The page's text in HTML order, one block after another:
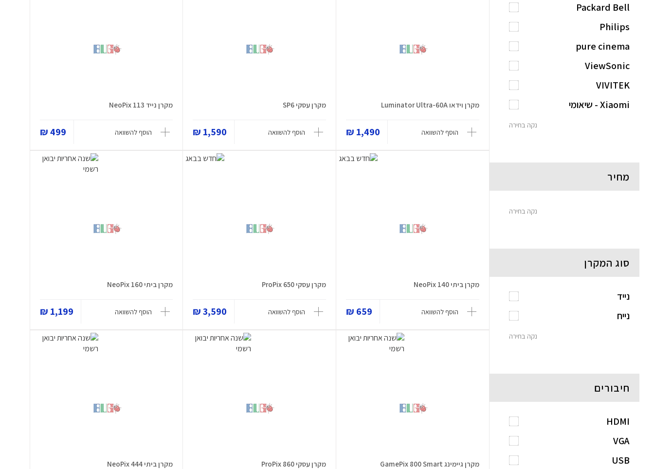
מקרן וידאו Luminator Ultra-60A
הוסף להשוואה 1,490 ₪
מקרן עסקי SP6
הוסף להשוואה 1,590 ₪
מקרן נייד NeoPix 113
הוסף להשוואה 499 ₪
מקרן ביתי NeoPix 140
הוסף להשוואה 659 ₪
מקרן עסקי ProPix 650
הוסף להשוואה 3,590 ₪
מקרן ביתי NeoPix 160
הוסף להשוואה 1,199 ₪
מקרן גיימינג GamePix 800 Smart מקרן עסקי ProPix 860 מקרן ביתי NeoPix 444
Packard Bell
Philips
pure cinema
ViewSonic
VIVITEK
Xiaomi - שיאומי
נקה בחירה
מחיר
נקה בחירה
סוג המקרן
נייד
נייח
נקה בחירה
חיבורים
HDMI
VGA
USB